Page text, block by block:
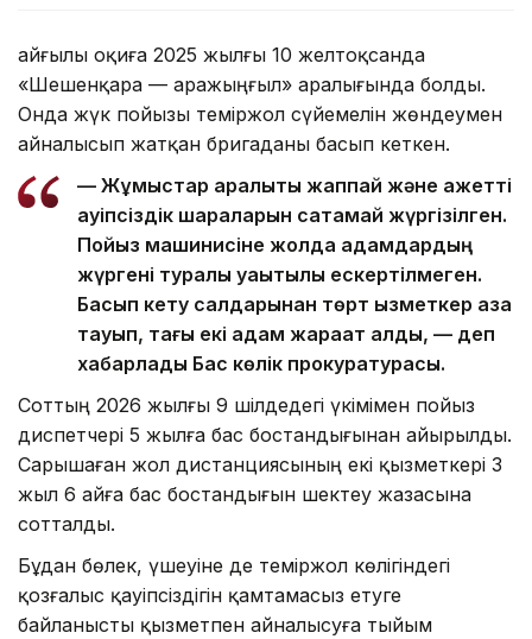
Қайғылы оқиға 2025 жылғы 10 желтоқсанда
«Шешенқара — Қаражыңғыл» аралығында болды.
Онда жүк пойызы теміржол сүйемелін жөндеумен
айналысып жатқан бригаданы басып кеткен.
— Жұмыстар аралықты жаппай және қажетті
қауіпсіздік шараларын сақтамай жүргізілген.
Пойыз машинисіне жолда адамдардың
жүргені туралы уақытылы ескертілмеген.
Басып кету салдарынан төрт қызметкер қаза
тауып, тағы екі адам жарақат алды, — деп
хабарлады Бас көлік прокуратурасы.
Соттың 2026 жылғы 9 шілдедегі үкімімен пойыз
диспетчері 5 жылға бас бостандығынан айырылды.
Сарышаған жол дистанциясының екі қызметкері 3
жыл 6 айға бас бостандығын шектеу жазасына
сотталды.
Бұдан бөлек, үшеуіне де теміржол көлігіндегі
қозғалыс қауіпсіздігін қамтамасыз етуге
байланысты қызметпен айналысуға тыйым